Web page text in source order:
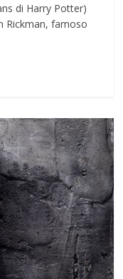
di Harry Potter)
Rickman, famoso